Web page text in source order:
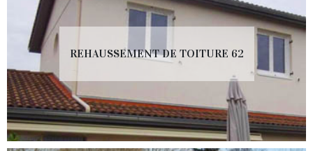
REHAUSSEMENT DE TOITURE 62